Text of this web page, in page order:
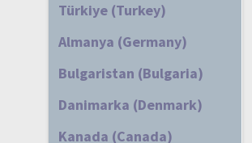
Türkiye (Turkey)
Almanya (Germany)
Bulgaristan (Bulgaria)
Danimarka (Denmark)
Kanada (Canada)